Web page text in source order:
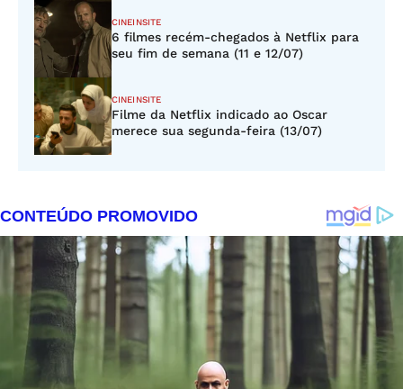
CINEINSITE
6 filmes recém-chegados à Netflix para
seu fim de semana (11 e 12/07)
CINEINSITE
Filme da Netflix indicado ao Oscar
merece sua segunda-feira (13/07)